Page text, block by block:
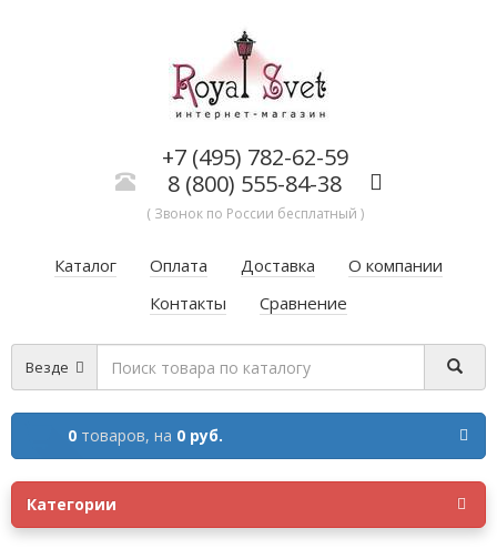
+7 (495) 782-62-59
8 (800) 555-84-38
( Звонок по России бесплатный )
Каталог Оплата Доставка
О компании
Контакты
Сравнение
Везде
0 товаров, на 0 руб.
Категории